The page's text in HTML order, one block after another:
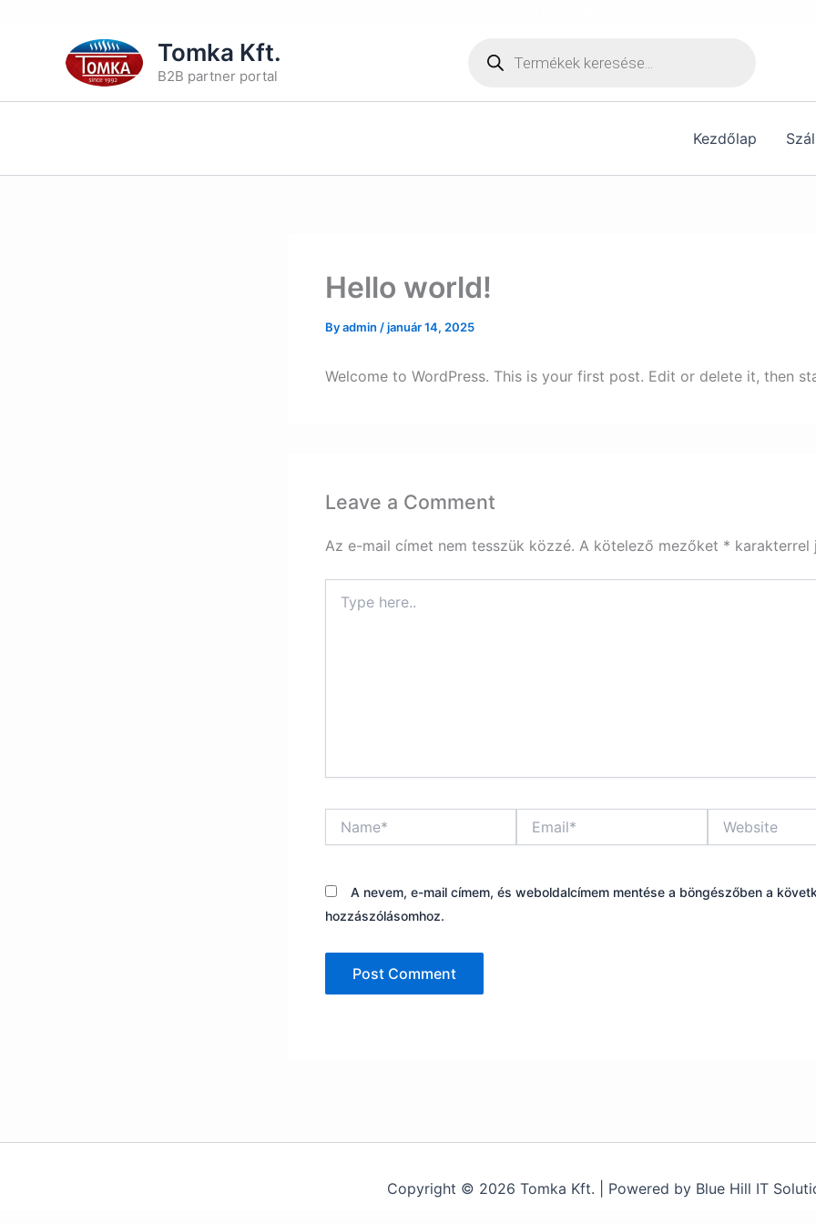
Tomka Kft.
B2B partner portal
search
Kezdőlap
Hello world!
Byadmin /január 14, 2025
Welcome to WordPress. This is your first post. Edit or delete it, then
Leave a Comment
Az e-mail címet nem tesszük közzé. A kötelező mezőket * karakterrel
here..
A nevem, e-mail címem, és weboldalcímem mentése a böngészőben a
hozzászólásomhoz.
Copyright © 2026 Tomka Kft. | Powered by Blue Hill IT